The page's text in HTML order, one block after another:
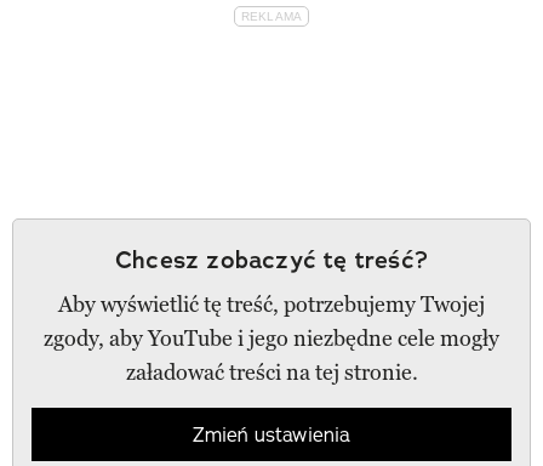
Chcesz zobaczyć tę treść?
Aby wyświetlić tę treść, potrzebujemy Twojej
zgody, aby YouTube i jego niezbędne cele mogły
załadować treści na tej stronie.
Zmień ustawienia